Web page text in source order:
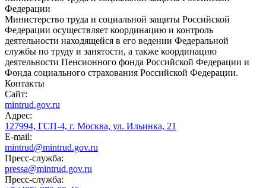
Федерации
Министерство труда и социальной защиты Российской
Федерации осуществляет координацию и контроль
деятельности находящейся в его ведении Федеральной
службы по труду и занятости, а также координацию
деятельности Пенсионного фонда Российской Федерации и
Фонда социального страхования Российской Федерации.
Контакты
Сайт:
mintrud.gov.ru
Адрес:
127994, ГСП-4, г. Москва, ул. Ильинка, 21
E-mail:
mintrud@mintrud.gov.ru
Пресс-служба:
pressa@mintrud.gov.ru
Пресс-служба: